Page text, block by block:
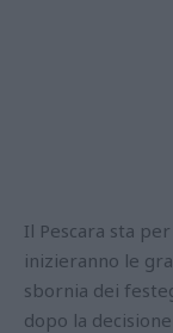
Il Pescara sta
inizieranno le
sbornia dei
dopo la